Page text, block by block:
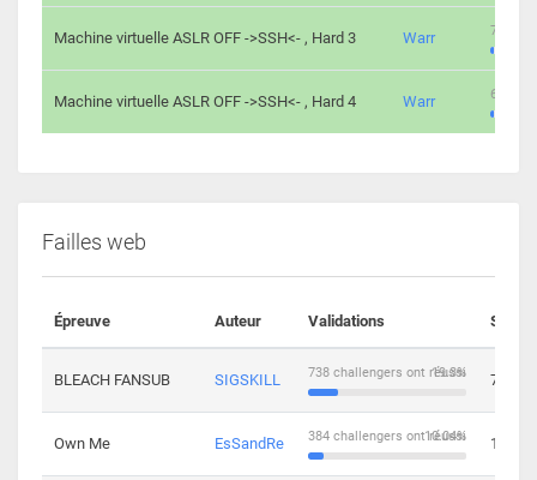
Machine virtuelle ASLR OFF ->SSH<- , Hard 3 Warr 76
Machine virtuelle ASLR OFF ->SSH<- , Hard 4 Warr 63
Failles web
Épreuve Auteur Validations
BLEACH FANSUB SIGSKILL 19.3%
738 challengers ont réussi 7
Own Me EsSandRe 10.04%
384 challengers ont réussi 13